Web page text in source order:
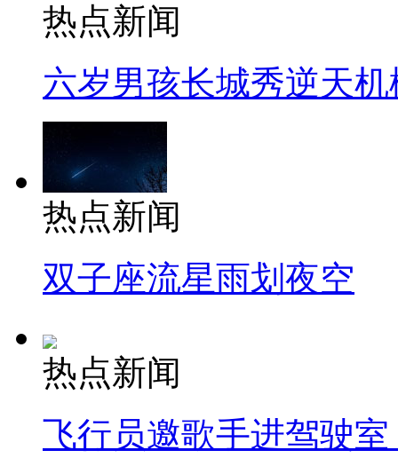
热点新闻
六岁男孩长城秀逆天机
热点新闻
双子座流星雨划夜空
热点新闻
飞行员邀歌手进驾驶